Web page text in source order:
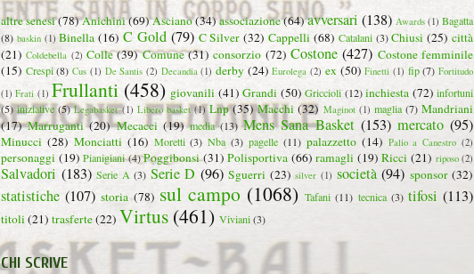
altre senesi(78)Anichini(69)Asciano(34)associazione(64)avversari (138) Awards (1) Bagatta
(8) baskin (1) Binella (16) C Gold (79) C Silver (32) Cappelli (68) Catalani (3) Chiusi (25) città
(21) Coldebella (2) Colle (39) Comune (31) consorzio (72) Costone (427) Costone femminile
(15) Crespi (8) Cus (1) De Santis (2) Decandia (1) derby (24) Eurolega (2) ex (50) Finetti (1) fip (7) Fortitudo
(1) Frati (1) Frullanti (458) giovanili (41) Grandi (50) Griccioli (12) inchiesta (72) infortuni
(5) iniziative (5) Legabasket (1) Libero basket (1) Lnp (35) Macchi (32) Maginot (1) maglia (7) Mandriani
(17) Marruganti (20) Mecacci (19) media (13) Mens Sana Basket (153) mercato (95)
Minucci (28) Monciatti (16) Moretti (3) Nba (3) pagelle (11) palazzetto (14) Palio a Canestro (2)
personaggi (19) Pianigiani (4) Poggibonsi(31) Polisportiva (66) ramagli (19) Ricci (21) riposo (2)
Salvadori (183) Serie A (3) Serie D (96) Sguerri (23) silver (1) società (94) sponsor (32)
statistiche (107) storia (78) sul campo (1068) Tafani (11) tecnica (3) tifosi (113)
titoli(21) trasferte(22) Virtus (461) Viviani(3)
CHI SCRIVE